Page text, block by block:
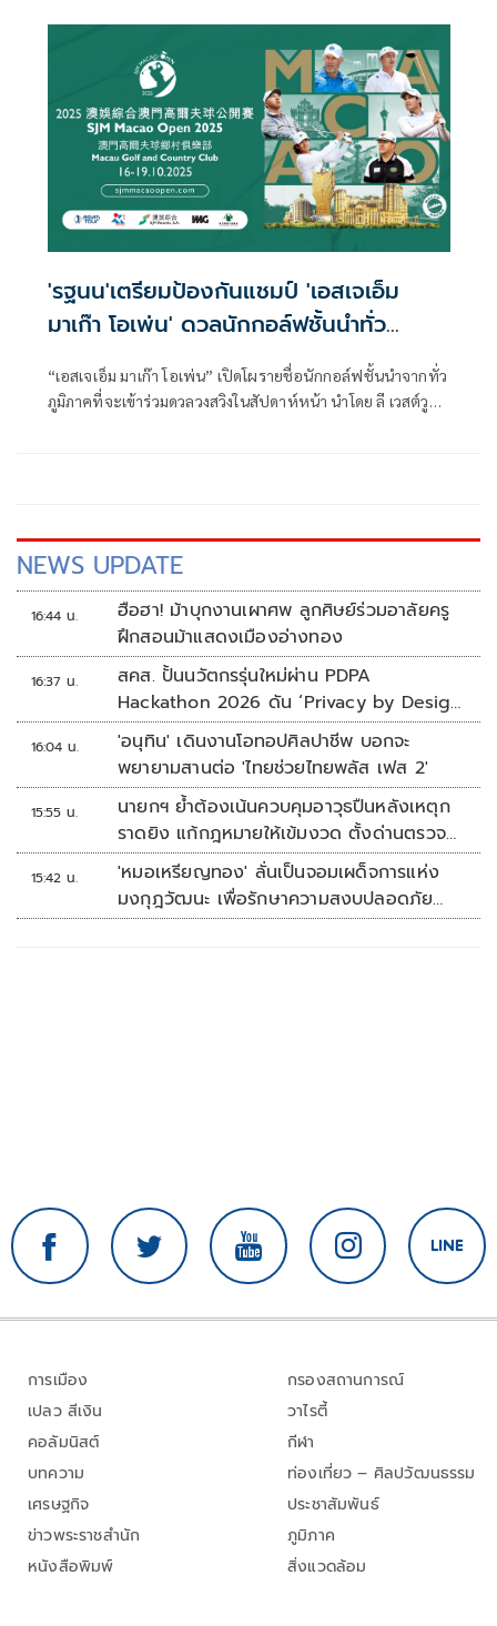
บรรยากาศที่คึกคักจากผู้ชมทั้งไทยและต่างชาติที่เดินทางมาชม
'รฐนน'เตรียมป้องกันแชมป์ 'เอสเจเอ็ม
มาเก๊า โอเพ่น' ดวลนักกอล์ฟชั้นนำทั่ว
“เอสเจเอ็ม มาเก๊า โอเพ่น” เปิดโผรายชื่อนักกอล์ฟชั้นนำจากทั่ว
ภูมิภาคที่จะเข้าร่วมดวลวงสวิงในสัปดาห์หน้า นำโดย ลี เวสต์วูด
NEWS UPDATE
16:44 น.
ฮือฮา! ม้าบุกงานเผาศพ ลูกศิษย์ร่วมอาลัยครู
ฝึกสอนม้าแสดงเมืองอ่างทอง
16:37 น.
สคส. ปั้นนวัตกรรุ่นใหม่ผ่าน PDPA
Hackathon 2026 ดัน ‘Privacy by Design
for all’ สู่โซลูชันคุ้มครองข้อมูลส่วนบุคคลที่
ใช้ได้จริง
16:04 น.
'อนุทิน' เดินงานโอทอปศิลปาชีพ บอกจะ
พยายามสานต่อ 'ไทยช่วยไทยพลัส เฟส 2'
15:55 น.
นายกฯ ย้ำต้องเน้นควบคุมอาวุธปืนหลังเหตุก
ราดยิง แก้กฎหมายให้เข้มงวด ตั้งด่านตรวจ
เพิ่ม
15:42 น.
'หมอเหรียญทอง' ลั่นเป็นจอมเผด็จการแห่ง
มงกุฎวัฒนะ เพื่อรักษาความสงบปลอดภัย
ภายในรพ.
การเมือง
เปลว สีเงิน
คอลัมนิสต์
บทความ
เศรษฐกิจ
ข่าวพระราชสำนัก
หนังสือพิมพ์
กรองสถานการณ์
วาไรตี้
กีฬา
ท่องเที่ยว – ศิลปวัฒนธรรม
ประชาสัมพันธ์
ภูมิภาค
สิ่งแวดล้อม